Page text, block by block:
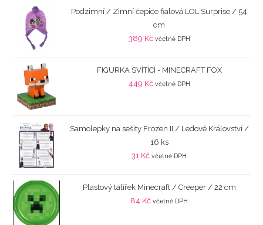
Podzimní / Zimní čepice fialová LOL Surprise / 54
cm
389 Kč včetně DPH
FIGURKA SVÍTÍCÍ - MINECRAFT FOX
449 Kč včetně DPH
Samolepky na sešity Frozen II / Ledové Království /
16 ks
31 Kč včetně DPH
Plastový talířek Minecraft / Creeper / 22 cm
84 Kč včetně DPH